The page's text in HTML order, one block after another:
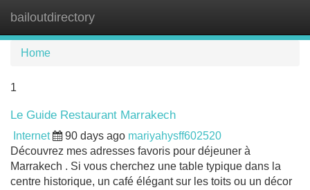
bailoutdirectory
Home
1
Le Guide Restaurant Marrakech
Internet 90 days ago mariyahysff602520
Découvrez mes adresses favoris pour déjeuner à
Marrakech . Si vous cherchez une table typique dans la
centre historique, un café élégant sur les toits ou un décor